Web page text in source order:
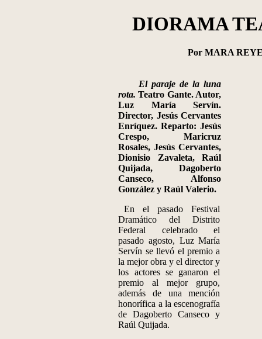
DIORAMA
Por MARA
El paraje de la luna
rota.Teatro Gante. Autor,
Luz María Servín.
Director, Jesús Cervantes
Enríquez. Reparto: Jesús
Crespo, Maricruz
Rosales, Jesús Cervantes,
Dionisio Zavaleta, Raúl
Quijada, Dagoberto
Canseco, Alfonso
González y Raúl Valerio.
En el pasado Festival
Dramático del Distrito
Federal celebrado el
pasado agosto, Luz María
Servín se llevó el premio a
la mejor obra y el director y
los actores se ganaron el
premio al mejor grupo,
además de una mención
honorífica a la escenografía
de Dagoberto Canseco y
Raúl Quijada.